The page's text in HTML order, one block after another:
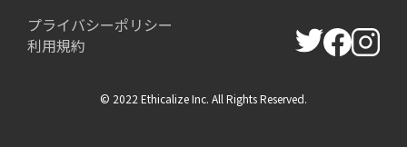
プライバシーポリシー
利用規約
© 2022 Ethicalize Inc. All Rights Reserved.